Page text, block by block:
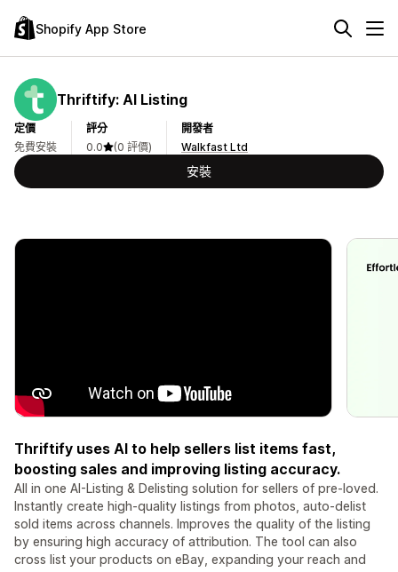
Shopify App Store
Thriftify: AI Listing
定價
免費安裝
評分
0.0
(0 評價)
開發者
Walkfast Ltd
安裝
Thriftify uses AI to help sellers list items fast,
boosting sales and improving listing accuracy.
All in one AI-Listing & Delisting solution for sellers of pre-loved.
Instantly create high-quality listings from photos, auto-delist
sold items across channels. Improves the quality of the listing
by ensuring high accuracy of attribution. The tool can also
cross list your products on eBay, expanding your reach and